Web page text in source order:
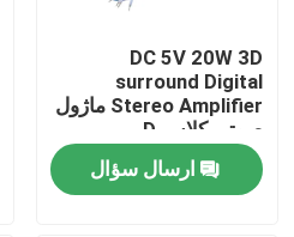
خونه
DC 5V 20W 3D
surround Digital
Stereo Amplifier ماژول
صوتی کلاس D
ارسال سؤال